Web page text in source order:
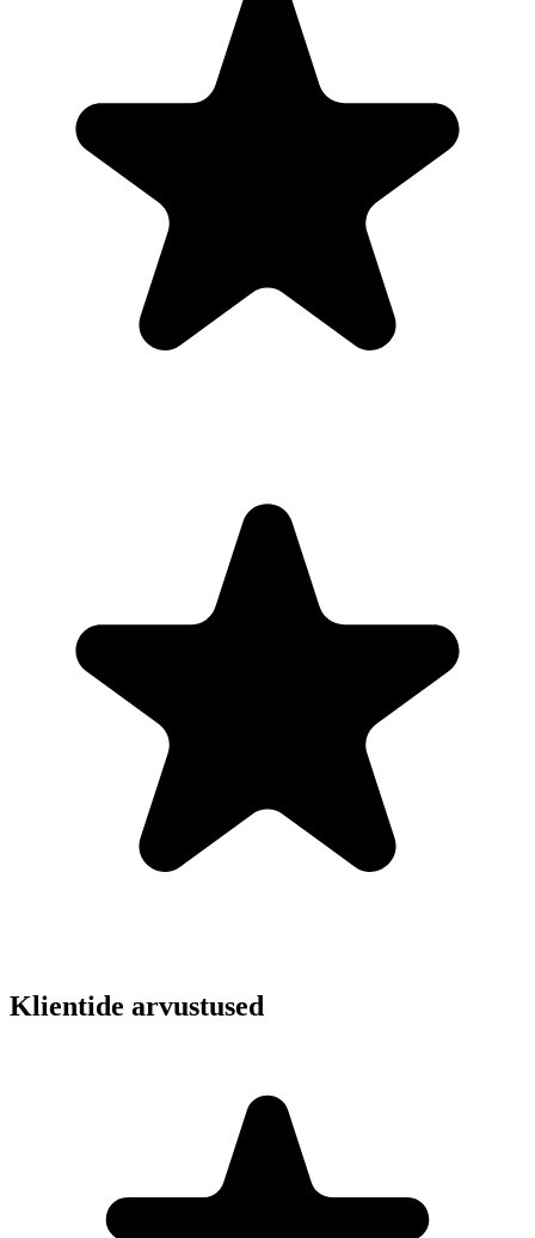
Klientide arvustused